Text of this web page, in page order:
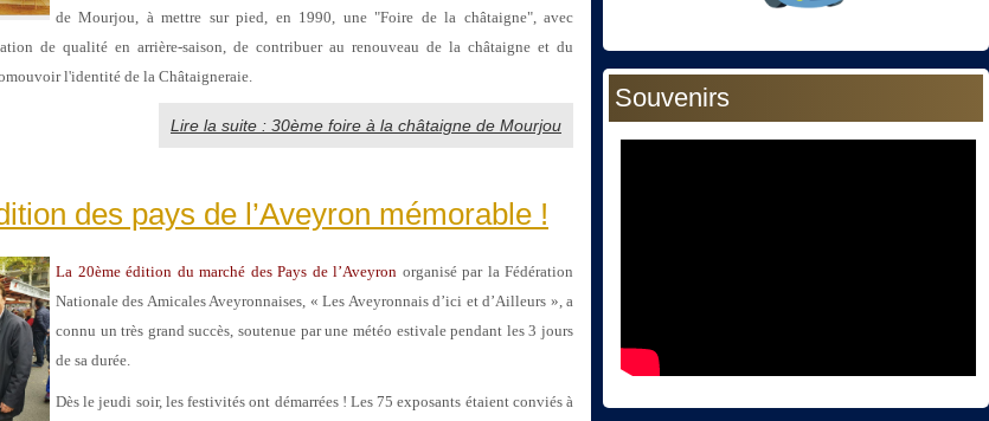
de Mourjou, à mettre sur pied, en 1990, une "Foire de la châtaigne", avec
de qualité en arrière-saison, de contribuer au renouveau de la châtaigne et du
l'identité de la Châtaigneraie.
Lire la suite : 30ème foire à la châtaigne de Mourjou
des pays de l’Aveyron mémorable !
La 20ème édition du marché des Pays de l’Aveyron organisé par la Fédération
Nationale des Amicales Aveyronnaises, « Les Aveyronnais d’ici et d’Ailleurs », a
connu un très grand succès, soutenue par une météo estivale pendant les 3 jours
de sa durée.
Dès le jeudi soir, les festivités ont démarrées ! Les 75 exposants étaient conviés à
Souvenirs